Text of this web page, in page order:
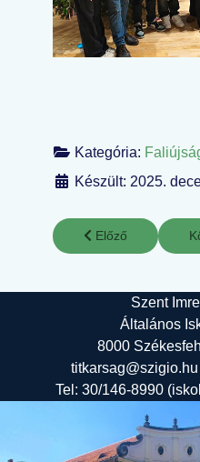
Kategória:
Készült: 2025.
Előző cikk: Vásári
Előző
Szent
Általános
8000
Tel: 30/146-8990